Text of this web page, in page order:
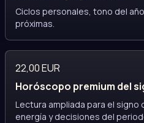
Ciclos personales, tono del
próximas.
22,00 EUR
Horóscopo premium del
Lectura ampliada para el signo
energía y decisiones del